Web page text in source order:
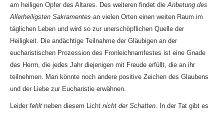
am heiligen Opfer des Altares. Des weiteren findet die Anbetung des
Allerheiligsten Sakramentes an vielen Orten einen weiten Raum im
täglichen Leben und wird so zur unerschöpflichen Quelle der
Heiligkeit. Die andächtige Teilnahme der Gläubigen an der
eucharistischen Prozession des Fronleichnamfestes ist eine Gnade
des Herrn, die jedes Jahr diejenigen mit Freude erfüllt, die an ihr
teilnehmen. Man könnte noch andere positive Zeichen des Glaubens
und der Liebe zur Eucharistie erwähnen.
Leider fehlt neben diesem Licht nicht der Schatten . In der Tat gibt es